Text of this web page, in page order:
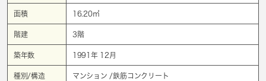
面積 16.20㎡
階建 3階
築年数 1991年 12月
種別/構造 マンション /鉄筋コンクリート